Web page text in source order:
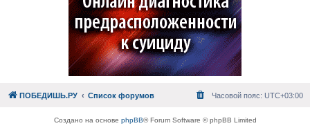
ПОБЕДИШЬ.РУ Список форумов Часовой пояс: UTC+03:00
Создано на основе phpBB® Forum Software © phpBB Limited